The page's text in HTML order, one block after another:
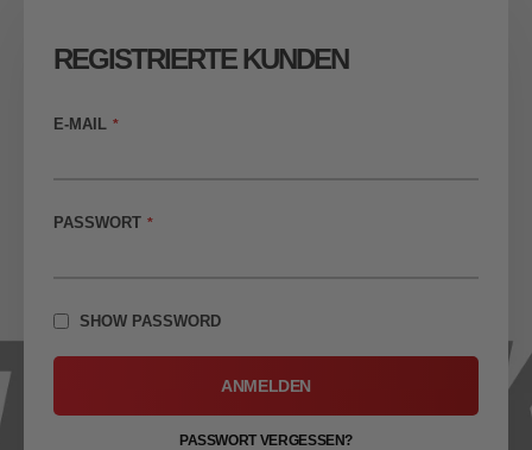
REGISTRIERTE KUNDEN
E-MAIL
PASSWORT
SHOW PASSWORD
ANMELDEN
PASSWORT VERGESSEN?